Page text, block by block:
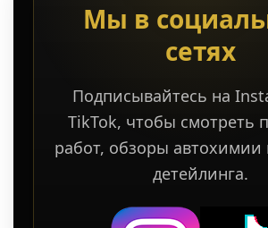
Мы в
сетях
Подписывайтесь на
TikTok, чтобы смотреть
работ, обзоры автохимии
детейлинга.